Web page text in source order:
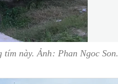
này. Ảnh: Phan Ngoc Son.